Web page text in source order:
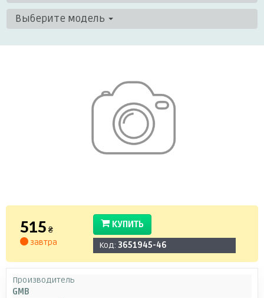
Выберите модель
515 ₴
завтра
КУПИТЬ
Код: 3651945-46
Производитель
GMB